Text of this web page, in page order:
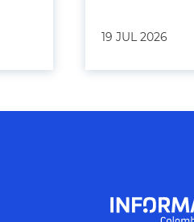
19 JUL 2026